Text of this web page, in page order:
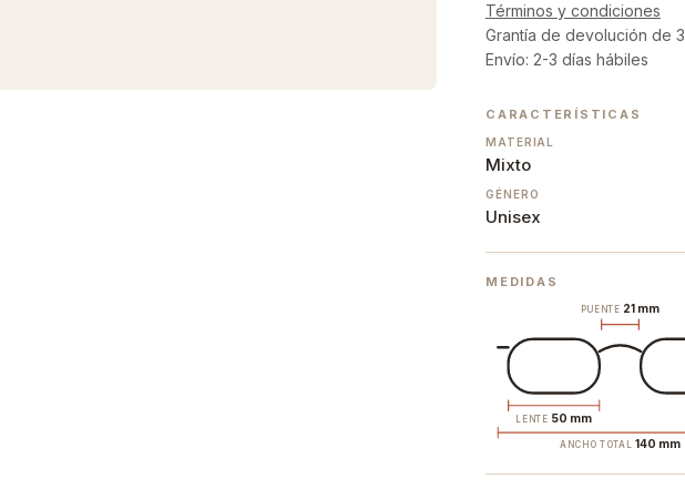
Términos y condiciones
Grantía de devolución de
Envío: 2-3 días hábiles
CARACTERÍSTICAS
MATERIAL
Mixto
GÉNERO
Unisex
MEDIDAS
PUENTE 21 mm
LENTE 50 mm
ANCHO TOTAL 140 mm